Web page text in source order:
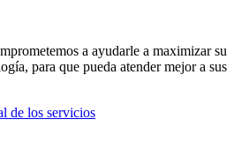
a ayudarle a maximizar su
para que pueda atender mejor a sus
de los servicios